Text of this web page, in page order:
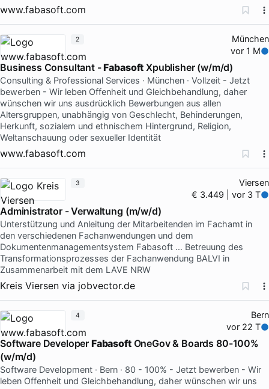
www.fabasoft.com
München
vor 1 M
Business Consultant -Fabasoft Xpublisher (w/m/d)
Consulting & Professional Services · München · Vollzeit - Jetzt
bewerben - Wir leben Offenheit und Gleichbehandlung, daher
wünschen wir uns ausdrücklich Bewerbungen aus allen
Altersgruppen, unabhängig von Geschlecht, Behinderungen,
Herkunft, sozialem und ethnischem Hintergrund, Religion,
Weltanschauung oder sexueller Identität
www.fabasoft.com
2
Viersen
€ 3.449 | vor 3 T
Administrator - Verwaltung (m/w/d)
Unterstützung und Anleitung der Mitarbeitenden im Fachamt in
den verschiedenen Fachanwendungen und dem
Dokumentenmanagementsystem Fabasoft … Betreuung des
Transformationsprozesses der Fachanwendung BALVI in
Zusammenarbeit mit dem LAVE NRW
Kreis Viersen via jobvector.de
3
Bern
vor 22 T
Software Developer FabasoftOneGov & Boards 80-100%
(w/m/d)
Software Development · Bern · 80 - 100% - Jetzt bewerben - Wir
leben Offenheit und Gleichbehandlung, daher wünschen wir uns
4